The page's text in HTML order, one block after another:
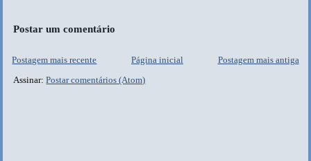
Postar um comentário
Postagem mais recente Postagem mais antiga
Página inicial
Assinar:Postar comentários (Atom)